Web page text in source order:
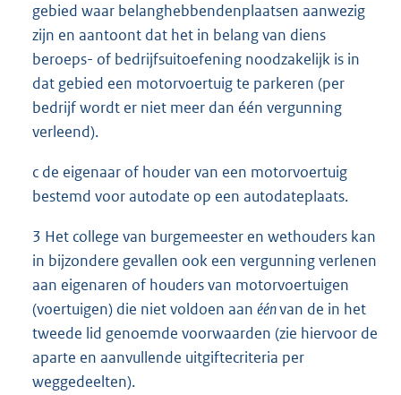
gebied waar belanghebbendenplaatsen aanwezig
zijn en aantoont dat het in belang van diens
beroeps- of bedrijfsuitoefening noodzakelijk is in
dat gebied een motorvoertuig te parkeren (per
bedrijf wordt er niet meer dan één vergunning
verleend).
c de eigenaar of houder van een motorvoertuig
bestemd voor autodate op een autodateplaats.
3 Het college van burgemeester en wethouders kan
in bijzondere gevallen ook een vergunning verlenen
aan eigenaren of houders van motorvoertuigen
(voertuigen) die niet voldoen aan éénvan de in het
tweede lid genoemde voorwaarden (zie hiervoor de
aparte en aanvullende uitgiftecriteria per
weggedeelten).